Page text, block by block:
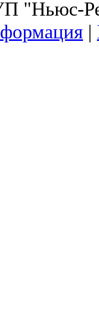
"Ньюс-
|